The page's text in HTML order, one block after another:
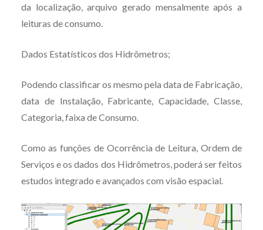
da localização, arquivo gerado mensalmente após a
leituras de consumo.
Dados Estatísticos dos Hidrômetros;
Podendo classificar os mesmo pela data de Fabricação,
data de Instalação, Fabricante, Capacidade, Classe,
Categoria, faixa de Consumo.
Como as funções de Ocorrência de Leitura, Ordem de
Serviços e os dados dos Hidrômetros, poderá ser feitos
estudos integrado e avançados com visão espacial.